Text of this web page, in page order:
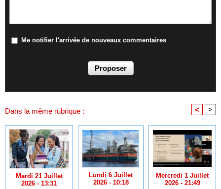
Me notifier l'arrivée de nouveaux commentaires
Dans la même rubrique : < >
Mardi 21 Juillet
2026 - 13:31
Lundi 6 Juillet
2026 - 10:18
Mercredi 1 Juillet
2026 - 21:49